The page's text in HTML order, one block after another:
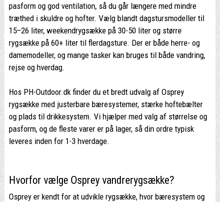
pasform og god ventilation, så du går længere med mindre
træthed i skuldre og hofter. Vælg blandt dagstursmodeller til
15–26 liter, weekendrygsække på 30-50 liter og større
rygsække på 60+ liter til flerdagsture. Der er både herre- og
damemodeller, og mange tasker kan bruges til både vandring,
rejse og hverdag.
Hos PH-Outdoor.dk finder du et bredt udvalg af Osprey
rygsække med justerbare bæresystemer, stærke hoftebælter
og plads til drikkesystem. Vi hjælper med valg af størrelse og
pasform, og de fleste varer er på lager, så din ordre typisk
leveres inden for 1-3 hverdage.
Hvorfor vælge Osprey vandrerygsække?
Osprey er kendt for at udvikle rygsække, hvor bæresystem og